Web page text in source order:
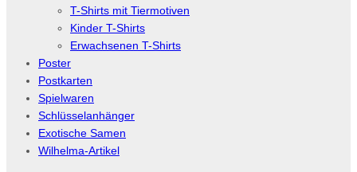
T-Shirts mit Tiermotiven
Kinder T-Shirts
Erwachsenen T-Shirts
Poster
Postkarten
Spielwaren
Schlüsselanhänger
Exotische Samen
Wilhelma-Artikel